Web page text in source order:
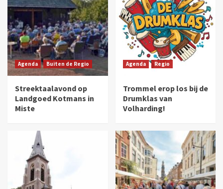
Agenda Buiten de Regio
Streektaalavond op
Landgoed Kotmans in
Miste
Agenda Regio
Trommel erop los bij de
Drumklas van
Volharding!